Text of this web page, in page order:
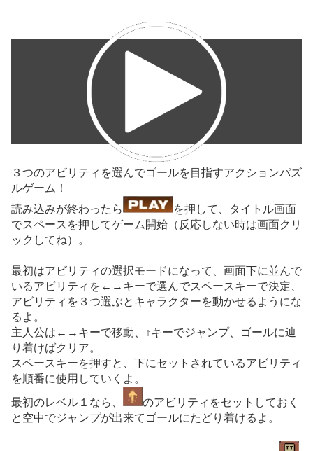
３つのアビリティを選んでゴールを目指すアクションパズ
ルゲーム！
読み込みが終わったら
を押して、タイトル画面
でスペースを押してゲーム開始（反応しない時は画面クリ
ックしてね）。
最初はアビリティの選択モードになって、画面下に並んで
いるアビリティを←→キーで選んでスペースキーで決定、
アビリティを３つ選ぶとキャラクターを動かせるようにな
るよ。
主人公は←→キーで移動、↑キーでジャンプ、ゴールに辿
り着けばクリア。
スペースキーを押すと、下にセットされているアビリティ
を順番に使用していくよ。
最初のレベル１なら、
のアビリティをセットしておく
と空中でジャンプが出来てゴールにたどり着けるよ。